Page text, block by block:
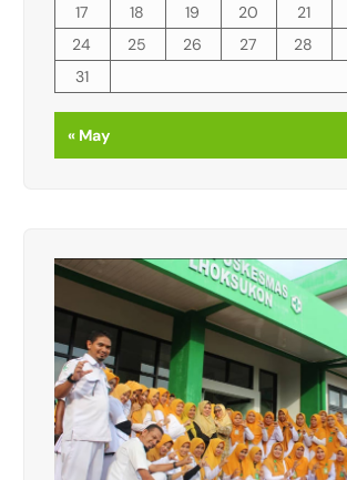
17
18 19 20 21
24
25 26 27 28
31
« May